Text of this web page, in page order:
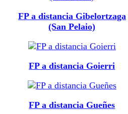
FP a distancia Gibelortzaga
(San Pelaio)
FP a distancia Goierri
FP a distancia Gueñes